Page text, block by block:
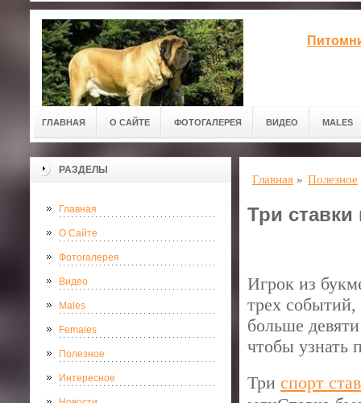
ГЛАВНАЯ О САЙТЕ ФОТОГАЛЕРЕЯ ВИДЕО MALES
РАЗДЕЛЫ
Главная
О Сайте
Фотогалерея
Видео
Males
Females
Полезное
Интересное
Главная » Полезное
Три
Игрок из
трех
больше
чтобы узнать
Три спорт